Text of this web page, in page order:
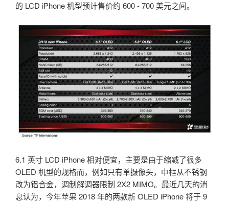
的 LCD iPhone 机型预计售价约 600 - 700 美元之间。
6.1 英寸 LCD iPhone 相对便宜，主要是由于缩减了很多
OLED 机型的规格而，例如只有单摄像头，中框从不锈钢
改为铝合金，调制解调器限制 2X2 MIMO。最近几天的消
息认为，今年苹果 2018 年的两款新 OLED iPhone 将于 9